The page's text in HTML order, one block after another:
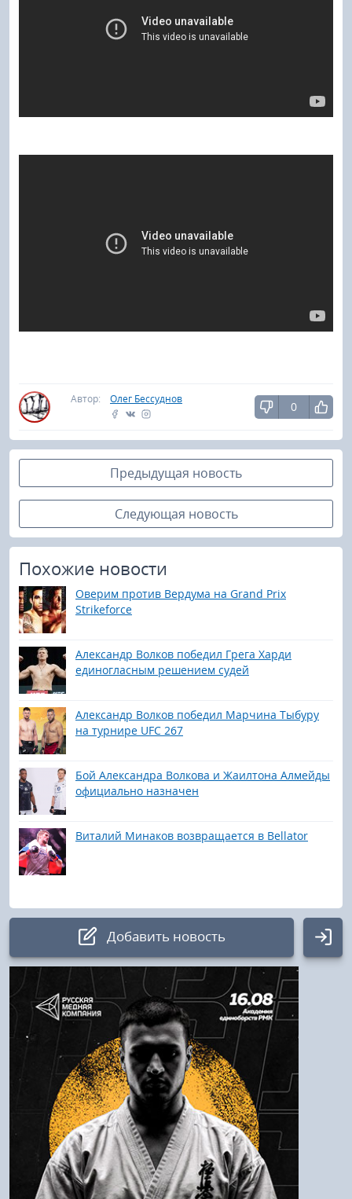
Автор: Олег Бессуднов
0
Предыдущая новость
Следующая новость
Похожие новости
Оверим против Вердума на Grand Prix
Strikeforсe
Александр Волков победил Грега Харди
единогласным решением судей
Александр Волков победил Марчина Тыбуру
на турнире UFC 267
Бой Александра Волкова и Жаилтона Алмейды
официально назначен
Виталий Минаков возвращается в Bellator
Добавить новость
Авторизация
Логин:
Пароль
Войти
Напомнить пароль